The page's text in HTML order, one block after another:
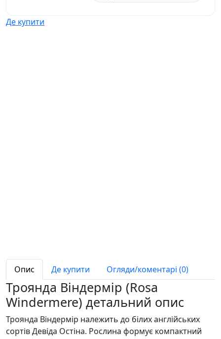
Де купити
Опис Де купити Огляди/коментарі (0)
Троянда Віндермір (Rosa
Windermere) детальний опис
Троянда Віндермір належить до білих англійських
сортів Девіда Остіна. Рослина формує компактний